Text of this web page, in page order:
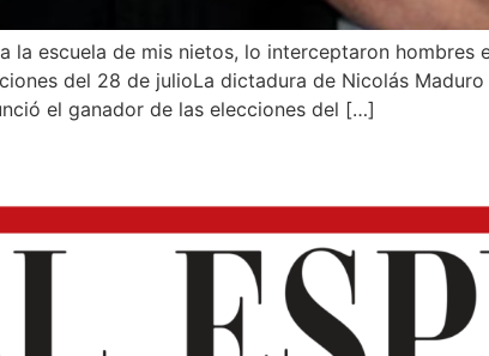
la escuela de mis nietos, lo interceptaron
del 28 de julioLa dictadura de Nicolás
el ganador de las elecciones del […]